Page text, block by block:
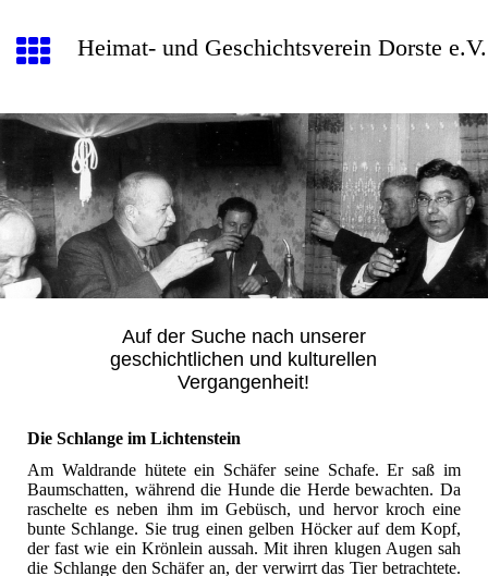
Heimat- und Geschichtsverein Dorste e.V.
Auf der Suche nach unserer
geschichtlichen und kulturellen
Vergangenheit!
Die Schlange im Lichtenstein
Am Waldrande hütete ein Schäfer seine Schafe. Er saß im
Baumschatten, während die Hunde die Herde bewachten. Da
raschelte es neben ihm im Gebüsch, und hervor kroch eine
bunte Schlange. Sie trug einen gelben Höcker auf dem Kopf,
der fast wie ein Krönlein aussah. Mit ihren klugen Augen sah
die Schlange den Schäfer an, der verwirrt das Tier betrachtete.